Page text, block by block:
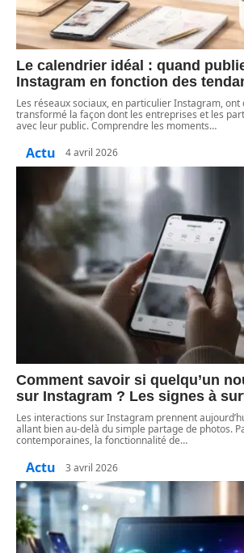
Le calendrier idéal : quand
Instagram en fonction des
Les réseaux sociaux, en particulier Instagram,
transformé la façon dont les entreprises et les
avec leur public. Comprendre les moments…
Actu 4 avril 2026
Comment savoir si quelqu’un
sur Instagram ? Les signes à
Les interactions sur Instagram prennent
allant bien au-delà du simple partage de photos.
contemporaines, la fonctionnalité de…
Actu 3 avril 2026